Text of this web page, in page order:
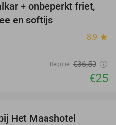
32%
+ onbeperkt friet,
en softijs
8.9 star
Regulier €36,50
€25
Het Maashotel